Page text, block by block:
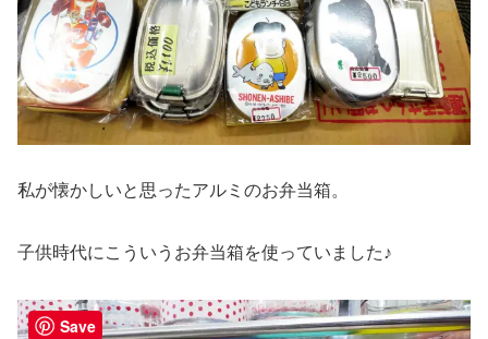
私が懐かしいと思ったアルミのお弁当箱。
子供時代にこういうお弁当箱を使っていました♪
Save